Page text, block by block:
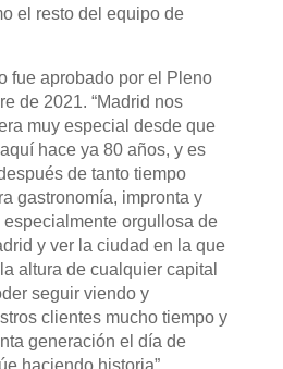
el resto del equipo de
fue aprobado por el Pleno
de 2021. “Madrid nos
muy especial desde que
hace ya 80 años, y es
de tanto tiempo
gastronomía, impronta y
orgullosa de
y ver la ciudad en la que
altura de cualquier capital
seguir viendo y
clientes mucho tiempo y
generación el día de